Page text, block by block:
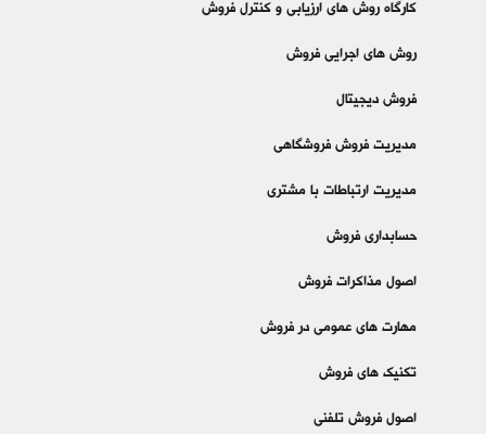
کارگاه روش های ارزیابی و کنترل فروش
روش های اجرایی فروش
فروش دیجیتال
مدیریت فروش فروشگاهی
مدیریت ارتباطات با مشتری
حسابداری فروش
اصول مذاکرات فروش
مهارت های عمومی در فروش
تکنیک های فروش
اصول فروش تلفنی